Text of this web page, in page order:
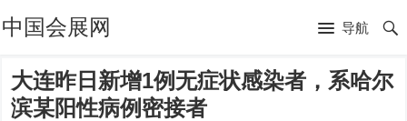
中国会展网 导航
大连昨日新增1例无症状感染者，系哈尔
滨某阳性病例密接者